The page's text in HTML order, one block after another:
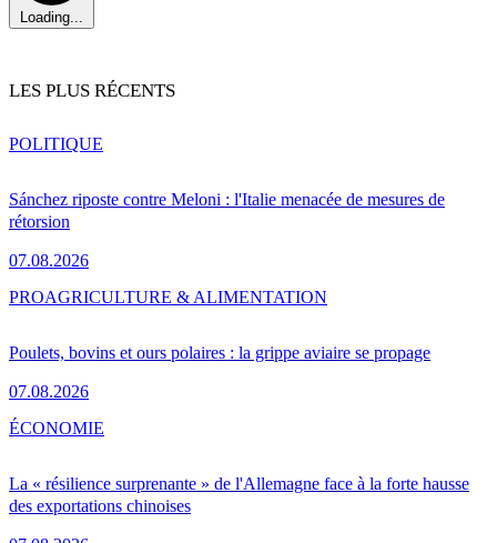
Loading...
LES PLUS RÉCENTS
Sánchez riposte contre Meloni : l'Italie menacée de mesures de
rétorsion
07.08.2026
POLITIQUE
Poulets, bovins et ours polaires : la grippe aviaire se propage
07.08.2026
PROAGRICULTURE & ALIMENTATION
La « résilience surprenante » de l'Allemagne face à la forte hausse
des exportations chinoises
ÉCONOMIE